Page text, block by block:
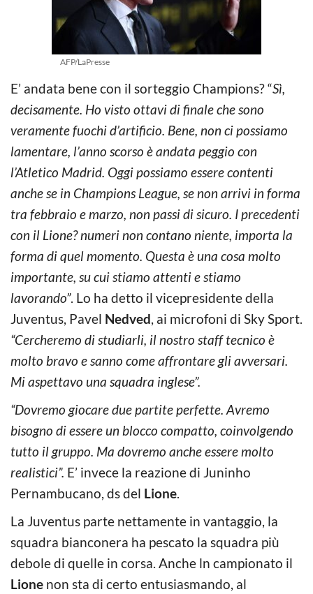
AFP/LaPresse
E’ andata bene con il sorteggio Champions? “Sì,
decisamente. Ho visto ottavi di finale che sono
veramente fuochi d’artificio. Bene, non ci possiamo
lamentare, l’anno scorso è andata peggio con
l’Atletico Madrid. Oggi possiamo essere contenti
anche se in Champions League, se non arrivi in forma
tra febbraio e marzo, non passi di sicuro. I precedenti
con il Lione? numeri non contano niente, importa la
forma di quel momento. Questa è una cosa molto
importante, su cui stiamo attenti e stiamo
lavorando”. Lo ha detto il vicepresidente della
Juventus, Pavel Nedved, ai microfoni di Sky Sport.
“Cercheremo di studiarli, il nostro staff tecnico è
molto bravo e sanno come affrontare gli avversari.
Mi aspettavo una squadra inglese”.
“Dovremo giocare due partite perfette. Avremo
bisogno di essere un blocco compatto, coinvolgendo
tutto il gruppo. Ma dovremo anche essere molto
realistici”. E’ invece la reazione di Juninho
Pernambucano, ds del Lione.
La Juventus parte nettamente in vantaggio, la
squadra bianconera ha pescato la squadra più
debole di quelle in corsa. Anche ln campionato il
Lione non sta di certo entusiasmando, al